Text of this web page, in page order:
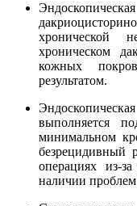
хронической
хроническом
кожных
результатом.
выполняется
минимальном
безрецидивный
операциях из-
наличии проблем